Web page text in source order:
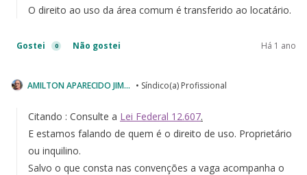
O direito ao uso da área comum é transferido ao locatário.
Gostei 0 Não gostei Há 1 ano
AMILTON APARECIDO JIMENEZ • Síndico(a) Profissional
Citando : Consulte a Lei Federal 12.607.
E estamos falando de quem é o direito de uso. Proprietário
ou inquilino.
Salvo o que consta nas convenções a vaga acompanha o